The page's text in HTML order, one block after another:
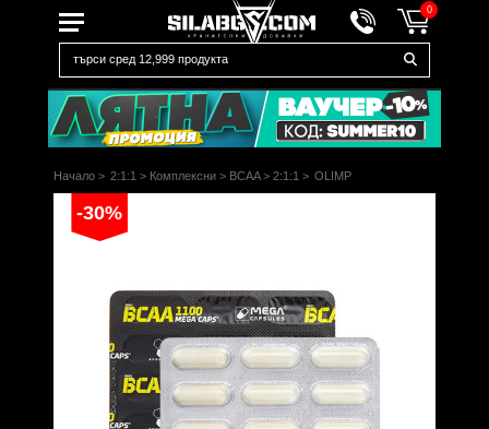
0
Начало > 2:1:1 > Комплексни > BCAA>2:1:1 > OLIMP
-30%